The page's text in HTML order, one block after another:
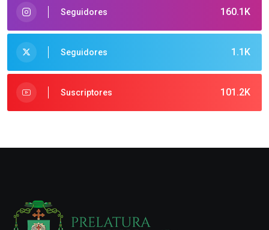
160.1K
Seguidores
1.1K
Seguidores
101.2K
Suscriptores